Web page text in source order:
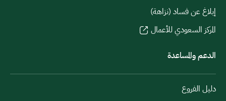
إبلاغ عن فساد (نزاهة)
المركز السعودي للأعمال
الدعم والمساعدة
دليل الفروع